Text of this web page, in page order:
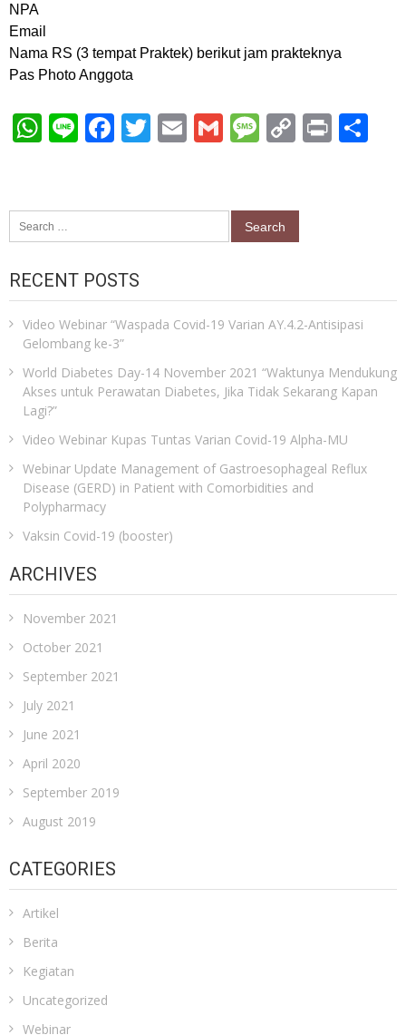
NPA
Email
Nama RS (3 tempat Praktek) berikut jam prakteknya
Pas Photo Anggota
WhatsApp
LineFacebook
Twitter
EmailGmailMessage
CopyPrint
for:
RECENT POSTS
Video Webinar “Waspada Covid-19 Varian AY.4.2-Antisipasi
Gelombang ke-3”
World Diabetes Day-14 November 2021 “Waktunya Mendukung
Akses untuk Perawatan Diabetes, Jika Tidak Sekarang Kapan
Lagi?”
Video Webinar Kupas Tuntas Varian Covid-19 Alpha-MU
Webinar Update Management of Gastroesophageal Reflux
Disease (GERD) in Patient with Comorbidities and
Polypharmacy
Vaksin Covid-19 (booster)
ARCHIVES
November 2021
October 2021
September 2021
July 2021
June 2021
April 2020
September 2019
August 2019
CATEGORIES
Artikel
Berita
Kegiatan
Uncategorized
Webinar